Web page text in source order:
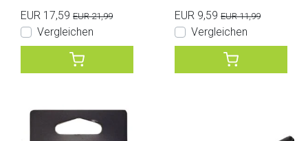
EUR 17,59 EUR 21,99
Vergleichen
EUR 9,59 EUR 11,99
Vergleichen